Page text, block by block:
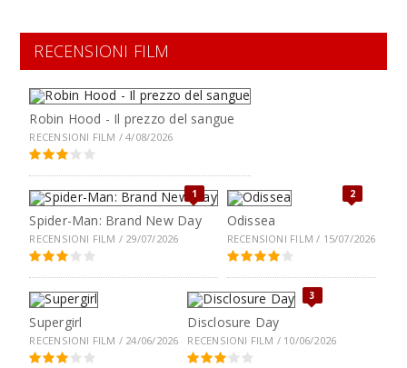
RECENSIONI FILM
Robin Hood - Il prezzo del sangue
RECENSIONI FILM / 4/08/2026
1
Spider-Man: Brand New Day
RECENSIONI FILM / 29/07/2026
2
Odissea
RECENSIONI FILM / 15/07/2026
Supergirl
RECENSIONI FILM / 24/06/2026
3
Disclosure Day
RECENSIONI FILM / 10/06/2026